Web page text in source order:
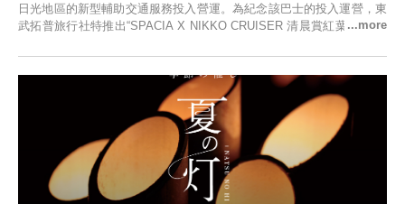
日光地區的新型輔助交通服務投入營運。為紀念該巴士的投入運營，東
武拓普旅行社特推出“SPACIA X NIKKO CRUISER 清晨賞紅葉之旅”，